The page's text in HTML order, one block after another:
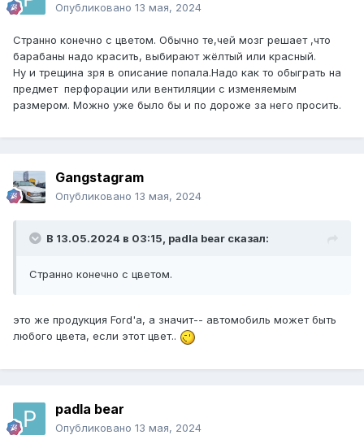
Опубликовано 13 мая, 2024
Странно конечно с цветом. Обычно те,чей мозг решает ,что
барабаны надо красить, выбирают жёлтый или красный.
Ну и трещина зря в описание попала.Надо как то обыграть на
предмет перфорации или вентиляции с изменяемым
размером. Можно уже было бы и по дороже за него просить.
Gangstagram
Опубликовано 13 мая, 2024
В 13.05.2024 в 03:15, padla bear сказал:
Странно конечно с цветом.
это же продукция Ford'a, а значит-- автомобиль может быть
любого цвета, если этот цвет..
padla bear
Опубликовано 13 мая, 2024